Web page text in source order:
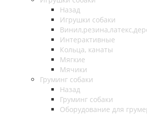
Назад
Игрушки собаки
Интерактивные
Кольца, канаты
Мягкие
Мячики
Груминг собаки
Назад
Груминг собаки
Оборудование для